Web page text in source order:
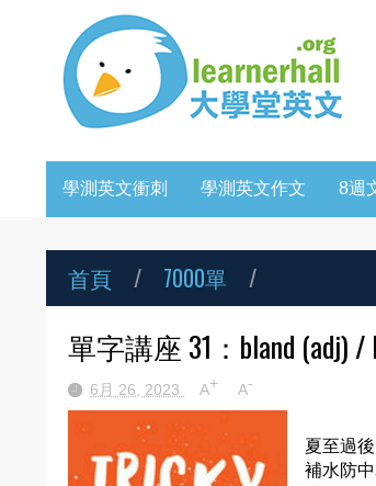
學測英文衝刺 學測英文作文 8週
首頁 / 7000單 /
單字講座 31：bland (adj) /
6月 26, 2023 A+ A-
夏至過
補水防